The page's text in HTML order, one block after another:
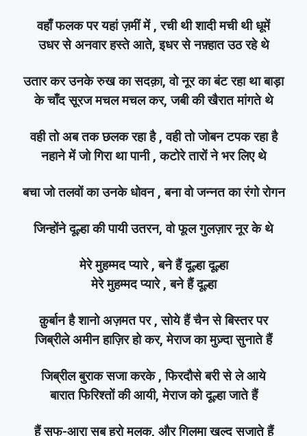
वहाँ फलक पर यहां ज़मीं में , रची थी शादी मची थी धूमें
उधर से अनवार हस्ते आते, इधर से नफ़्हात उठ रहे थे
उतार कर उनके रुख का सदक़ा, वो नूर का बंट रहा था बाड़ा
के चाँद सूरज मचल मचल कर, जबी की खैरात मांगते थे
वही तो अब तक छलक रहा है , वही तो जोबन टपक रहा है
नहाने में जो गिरा था पानी , कटोरे तारों ने भर लिए थे
बचा जो तलवों का उनके धोवन , बना वो जन्नत का रंगो रोगन
जिन्होंने दूल्हा की पायी उतरन, वो फूल गुलज़ार नूर के थे
मेरे मुहम्मद प्यारे , बने हैं दूल्हा दूल्हा
मेरे मुहम्मद प्यारे , बने हैं दूल्हा
क़ुर्बान है शानो अज़मत पर , सोये हैं चैन से बिस्तर पर
जिब्रीले अमीन हाज़िर हो कर, मेराज का मुज़्दा सुनाते हैं
जिब्रील बुराक सजा करके , फिरदौसे बरी से ले आये
बारात फिरिश्तों की आयी, मेराज को दूल्हा जाते हैं
हैं सफ-आरा सब हूरो मलक, और गिलमा खुल्द सजाते हैं